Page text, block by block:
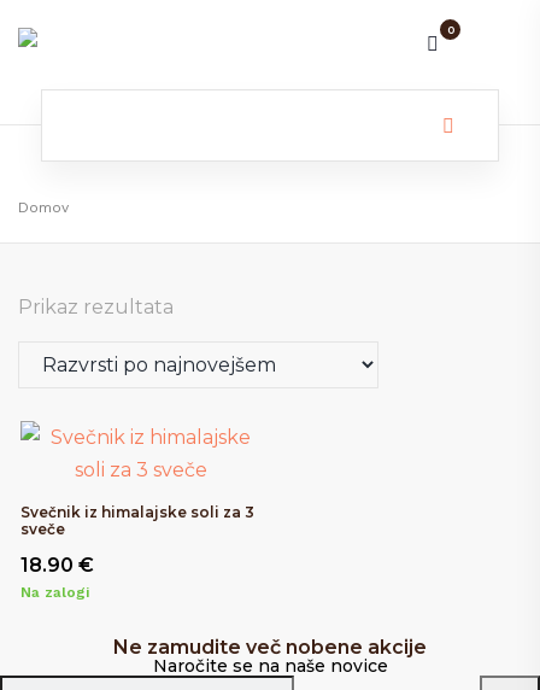
0
Išči:
Domov
Prikaz rezultata
Svečnik iz himalajske soli za 3
sveče
18.90 €
Na zalogi
Ne zamudite več nobene akcije
Naročite se na naše novice